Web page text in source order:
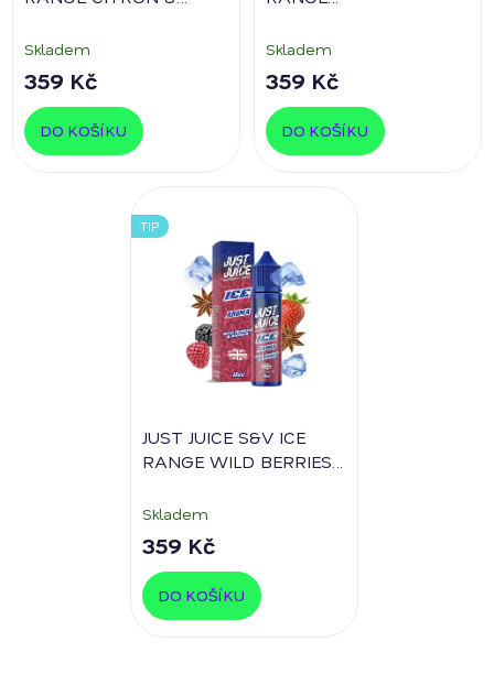
Skladem
359 Kč
DO KOŠÍKU
LIME10ml
Skladem
359 Kč
DO KOŠÍKU
TIP
JUST JUICE S&V ICE
RANGE WILD BERRIES
Skladem
359 Kč
DO KOŠÍKU